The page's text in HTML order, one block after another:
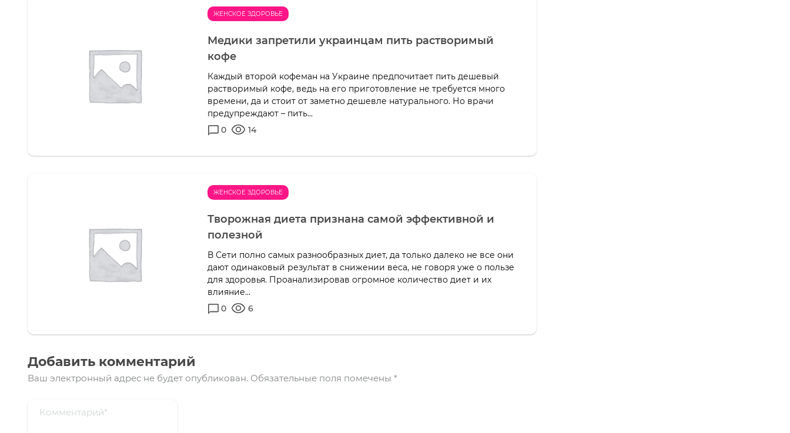
ЖЕНСКОЕ ЗДОРОВЬЕ
Медики запретили украинцам пить растворимый
кофе
Каждый второй кофеман на Украине предпочитает пить дешевый
растворимый кофе, ведь на его приготовление не требуется много
времени, да и стоит от заметно дешевле натурального. Но врачи
предупреждают – пить...
0
14
ЖЕНСКОЕ ЗДОРОВЬЕ
Творожная диета признана самой эффективной и
полезной
В Сети полно самых разнообразных диет, да только далеко не все они
дают одинаковый результат в снижении веса, не говоря уже о пользе
для здоровья. Проанализировав огромное количество диет и их
влияние...
0
6
Добавить комментарий
Ваш электронный адрес не будет опубликован. Обязательные поля помечены *